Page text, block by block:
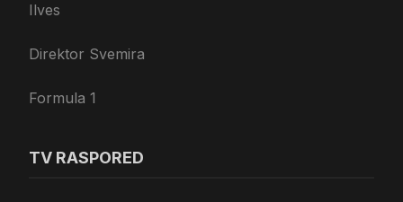
Ilves
Direktor Svemira
Formula 1
TV RASPORED